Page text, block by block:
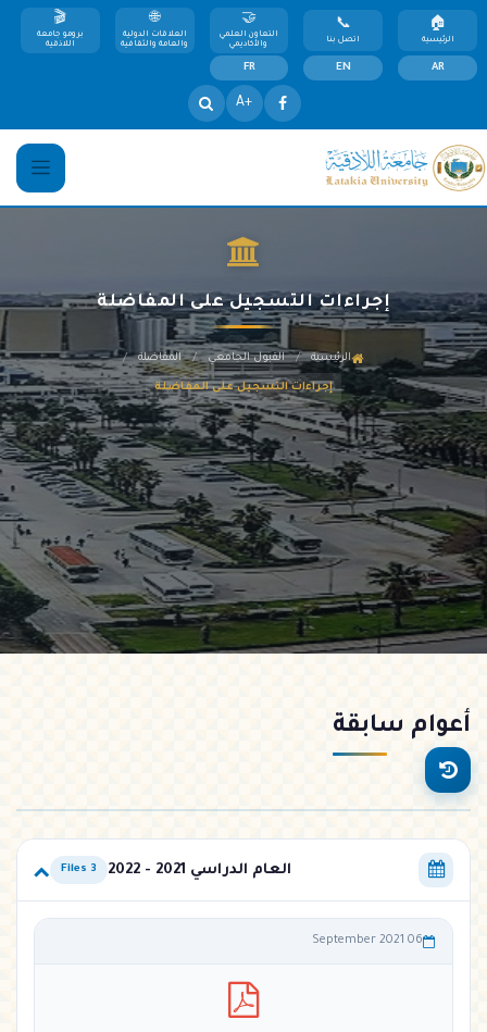
الرئيسية اتصل بنا
التعاون العلمي
والأكاديمي
العلاقات الدولية
والعامة والثقافية
برومو جامعة
اللاذقية
AR
EN
FR
+A
إجراءات التسجيل على المفاضلة
الرئيسية / القبول الجامعي / المفاضلة /
إجراءات التسجيل على المفاضلة
أعوام سابقة
العام الدراسي 2021 - 2022 3 Files
06 September 2021